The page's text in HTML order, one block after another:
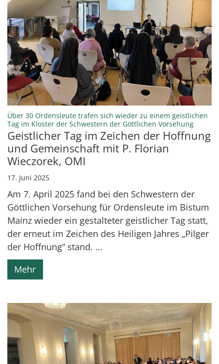
Über 30 Ordensleute trafen sich wieder zu einem geistlichen
Tag im Kloster der Schwestern der Göttlichen Vorsehung:
Geistlicher Tag im Zeichen der Hoffnung
und Gemeinschaft mit P. Florian
Wieczorek, OMI
17. Juni 2025
Am 7. April 2025 fand bei den Schwestern der
Göttlichen Vorsehung für Ordensleute im Bistum
Mainz wieder ein gestalteter geistlicher Tag statt,
der erneut im Zeichen des Heiligen Jahres „Pilger
der Hoffnung“ stand. ...
Mehr